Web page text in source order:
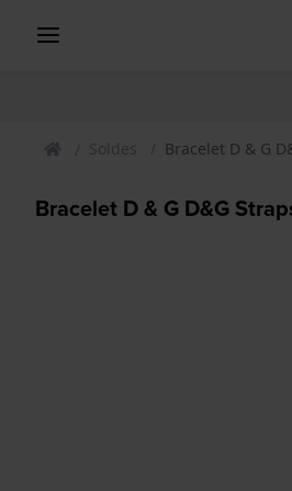
Soldes Bracelet D & G
Bracelet D & G D&G